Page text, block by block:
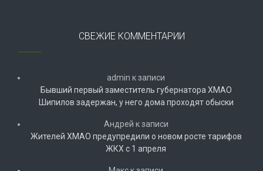
СВЕЖИЕ КОММЕНТАРИИ
admin к записи
Бывший первый заместитель губернатора ХМАО
Шипилов задержан, у него дома проходят обыски
Андрей к записи
Жителей ХМАО предупредили о новом росте тарифов
ЖКХ с 1 апреля